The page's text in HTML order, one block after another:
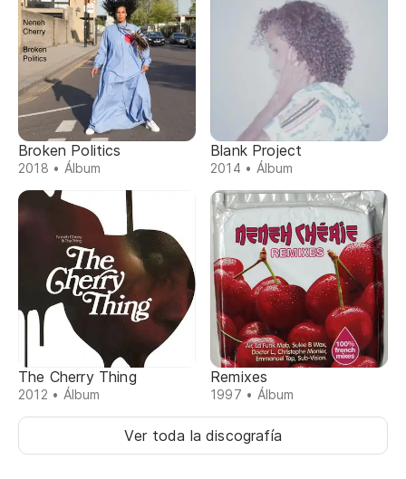
Broken Politics
2018 • Álbum
Blank Project
2014 • Álbum
The Cherry Thing
2012 • Álbum
Remixes
1997 • Álbum
Ver toda la discografía